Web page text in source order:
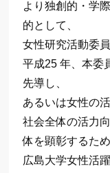
より独創的・学
的として、
女性研究活動委
平成25 年、本委
先導し、
あるいは女性の
社会全体の活力
体を顕彰するため
広島大学女性活